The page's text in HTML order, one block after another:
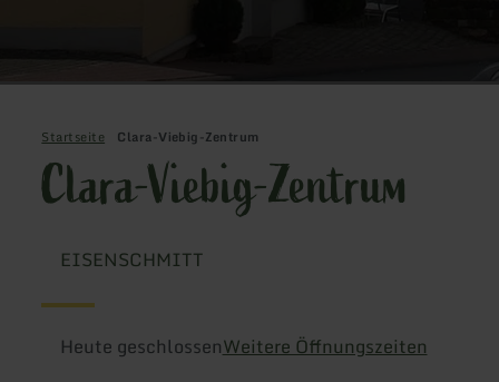
Startseite Clara-Viebig-Zentrum
Clara-Viebig-Zentrum
EISENSCHMITT
Heute geschlossenWeitere Öffnungszeiten